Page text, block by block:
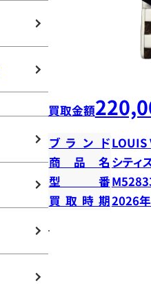
買取金額
ブランドLOUIS
商品名 シティ
型番
買取時期2026